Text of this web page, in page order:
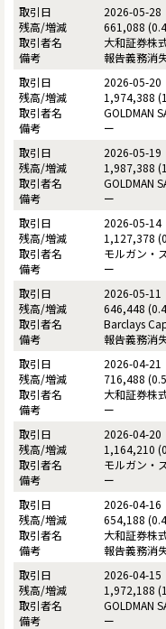
2026-05-28
661,088
大和証券株
報告義務消
2026-05-20
1,974,388
GOLDMAN
ー
2026-05-19
1,987,388
GOLDMAN
ー
2026-05-14
1,127,378
モルガン・
ー
2026-05-11
646,448
Barclays
報告義務消
2026-04-21
716,488
大和証券株
ー
2026-04-20
1,164,210
モルガン・
ー
2026-04-16
654,188
大和証券株
報告義務消
2026-04-15
1,972,188
GOLDMAN
ー